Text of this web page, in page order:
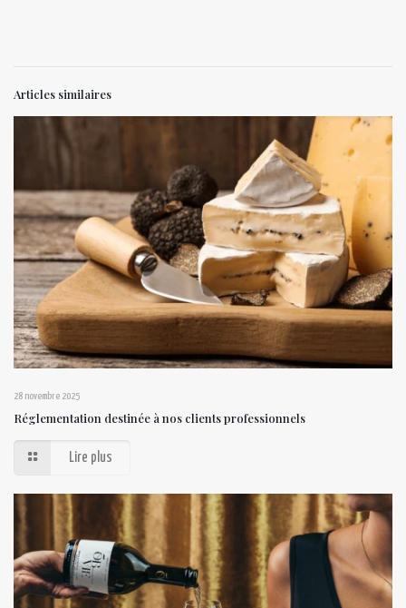
Articles similaires
28 novembre 2025
Réglementation destinée à nos clients professionnels
Lire plus